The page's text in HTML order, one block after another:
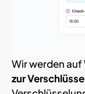
Wir werden auf
zur